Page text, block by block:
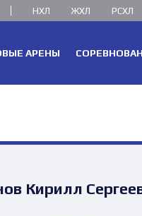
НХЛ ЖХЛ РСХЛ
АРЕНЫ
Кирилл